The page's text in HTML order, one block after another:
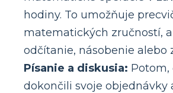
hodiny. To umožňuje
matematických zručností,
odčítanie, násobenie alebo
Písanie a diskusia: Potom,
dokončili svoje objednávky